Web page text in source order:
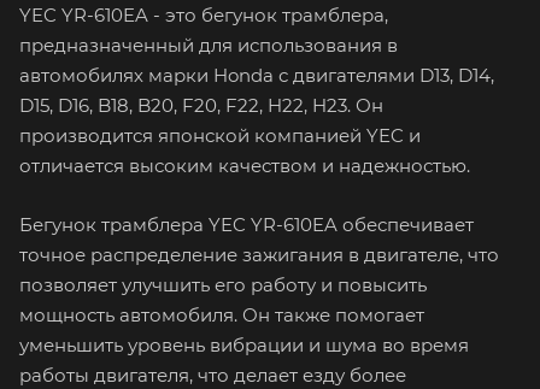
YEC YR-610EA - это бегунок трамблера,
предназначенный для использования в
автомобилях марки Honda с двигателями D13, D14,
D15, D16, B18, B20, F20, F22, H22, H23. Он
производится японской компанией YEC и
отличается высоким качеством и надежностью.
Бегунок трамблера YEC YR-610EA обеспечивает
точное распределение зажигания в двигателе, что
позволяет улучшить его работу и повысить
мощность автомобиля. Он также помогает
уменьшить уровень вибрации и шума во время
работы двигателя, что делает езду более